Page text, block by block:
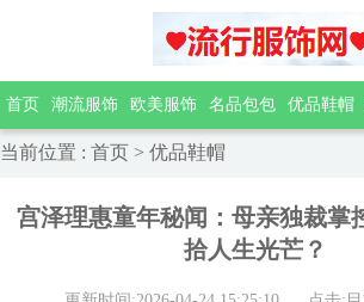
首页 潮流服饰 欧美服饰 名品包包 优品鞋帽
当前位置 : 首页 > 优品鞋帽
宫泽理惠童年秘闻：母亲独裁掌
拾人生光芒？